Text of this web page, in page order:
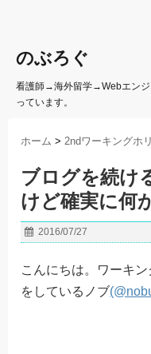
のぶろぐ
看護師→海外留学→Webエンジ
っています。
ホーム >2ndワーキングホ
ブログを続け
けど確実に何
2016/07/27
こんにちは。ワーキ
をしているノブ